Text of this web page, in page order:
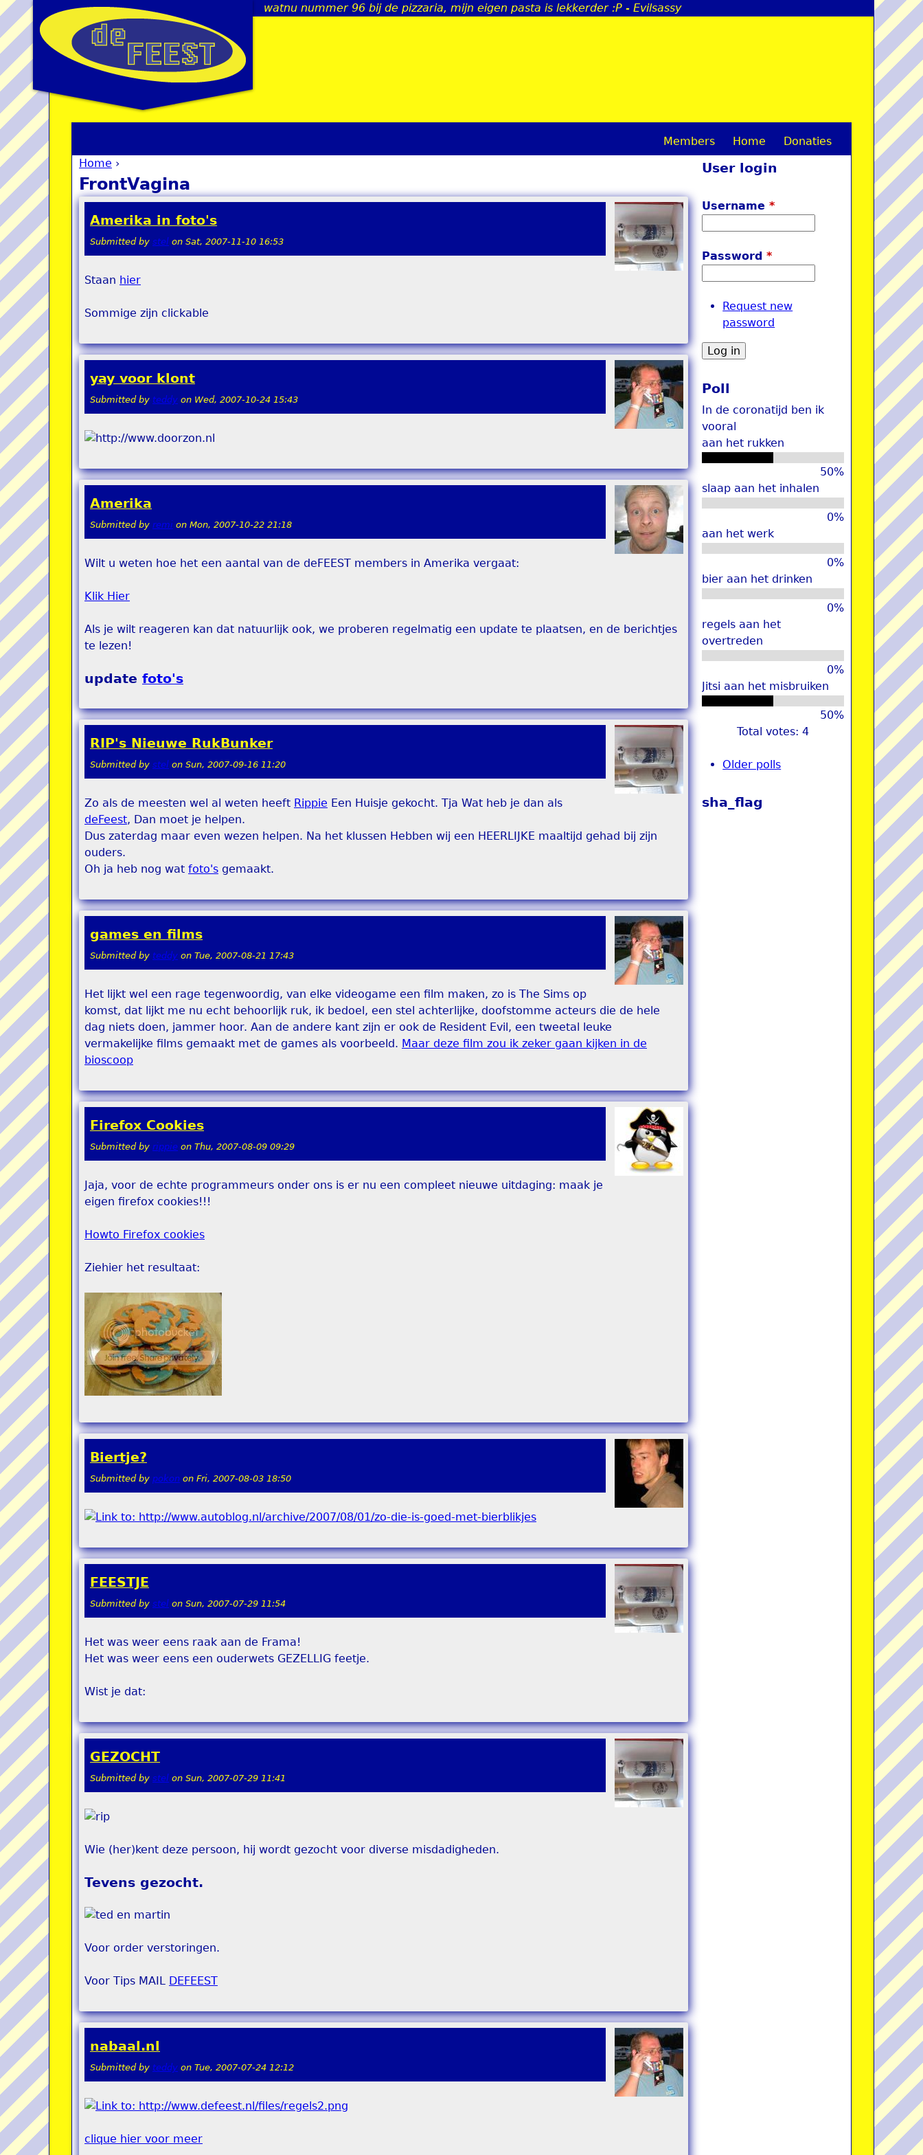
Jump to navigation
watnu nummer 96 bij de pizzaria, mijn eigen pasta is lekkerder :P - Evilsassy
You are here
Home ›
FrontVagina
Amerika in foto's
Submitted by stel on Sat, 2007-11-10 16:53
Staan hier
Sommige zijn clickable
yay voor klont
Submitted by teddy on Wed, 2007-10-24 15:43
Amerika
Submitted by remi on Mon, 2007-10-22 21:18
Wilt u weten hoe het een aantal van de deFEEST members in Amerika vergaat:
Klik Hier
Als je wilt reageren kan dat natuurlijk ook, we proberen regelmatig een update te plaatsen, en de berichtjes
te lezen!
update foto's
RIP's Nieuwe RukBunker
Submitted by stel on Sun, 2007-09-16 11:20
Zo als de meesten wel al weten heeft Rippie Een Huisje gekocht. Tja Wat heb je dan als
deFeest, Dan moet je helpen.
Dus zaterdag maar even wezen helpen. Na het klussen Hebben wij een HEERLIJKE maaltijd gehad bij zijn
ouders.
Oh ja heb nog wat foto's gemaakt.
games en films
Submitted by teddy on Tue, 2007-08-21 17:43
Het lijkt wel een rage tegenwoordig, van elke videogame een film maken, zo is The Sims op
komst, dat lijkt me nu echt behoorlijk ruk, ik bedoel, een stel achterlijke, doofstomme acteurs die de hele
dag niets doen, jammer hoor. Aan de andere kant zijn er ook de Resident Evil, een tweetal leuke
vermakelijke films gemaakt met de games als voorbeeld. Maar deze film zou ik zeker gaan kijken in de
bioscoop
Firefox Cookies
Submitted by rippie on Thu, 2007-08-09 09:29
Jaja, voor de echte programmeurs onder ons is er nu een compleet nieuwe uitdaging: maak je
eigen firefox cookies!!!
Howto Firefox cookies
Ziehier het resultaat:
Biertje?
Submitted by pokon on Fri, 2007-08-03 18:50
FEESTJE
Submitted by stel on Sun, 2007-07-29 11:54
Het was weer eens raak aan de Frama!
Het was weer eens een ouderwets GEZELLIG feetje.
Wist je dat:
GEZOCHT
Submitted by stel on Sun, 2007-07-29 11:41
Wie (her)kent deze persoon, hij wordt gezocht voor diverse misdadigheden.
Tevens gezocht.
Voor order verstoringen.
Voor Tips MAIL DEFEEST
nabaal.nl
Submitted by teddy on Tue, 2007-07-24 12:12
clique hier voor meer
M
i
n
m
Members Home Donaties
User login
Username*
Password*
Request new
password
Poll
In de coronatijd ben ik
vooral
aan het rukken
50%
slaap aan het inhalen
0%
aan het werk
0%
bier aan het drinken
0%
regels aan het
overtreden
0%
Jitsi aan het misbruiken
50%
Total votes: 4
Older polls
sha_flag